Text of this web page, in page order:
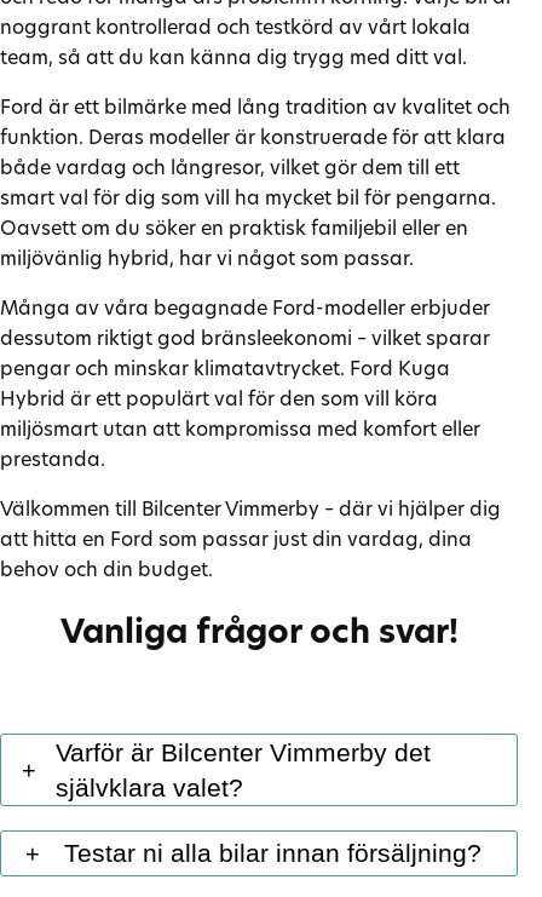
noggrant kontrollerad och testkörd av vårt lokala
team, så att du kan känna dig trygg med ditt val.
Ford är ett bilmärke med lång tradition av kvalitet och
funktion. Deras modeller är konstruerade för att klara
både vardag och långresor, vilket gör dem till ett
smart val för dig som vill ha mycket bil för pengarna.
Oavsett om du söker en praktisk familjebil eller en
miljövänlig hybrid, har vi något som passar.
Många av våra begagnade Ford-modeller erbjuder
dessutom riktigt god bränsleekonomi – vilket sparar
pengar och minskar klimatavtrycket. Ford Kuga
Hybrid är ett populärt val för den som vill köra
miljösmart utan att kompromissa med komfort eller
prestanda.
Välkommen till Bilcenter Vimmerby – där vi hjälper dig
att hitta en Ford som passar just din vardag, dina
behov och din budget.
Vanliga frågor och svar!
+
Varför är Bilcenter Vimmerby det
självklara valet?
Hos Bilcenter Vimmerby kombinerar vi modern digital
service med personlig närvaro, så att du alltid får en
+ Testar ni alla bilar innan försäljning?